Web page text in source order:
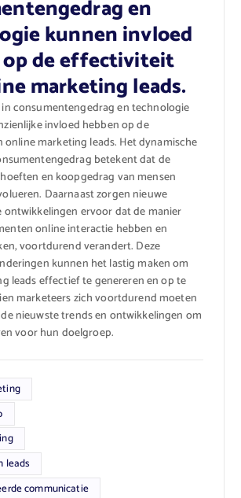
en
kunnen invloed
op de effectiviteit
marketing leads.
consumentengedrag en technologie
invloed hebben op de
marketing leads. Het dynamische
betekent dat de
en koopgedrag van mensen
Daarnaast zorgen nieuwe
ervoor dat de manier
online interactie hebben en
voortdurend verandert. Deze
kunnen het lastig maken om
leads effectief te genereren en op te
marketeers zich voortdurend moeten
nieuwste trends en ontwikkelingen om
voor hun doelgroep.
leads
communicatie